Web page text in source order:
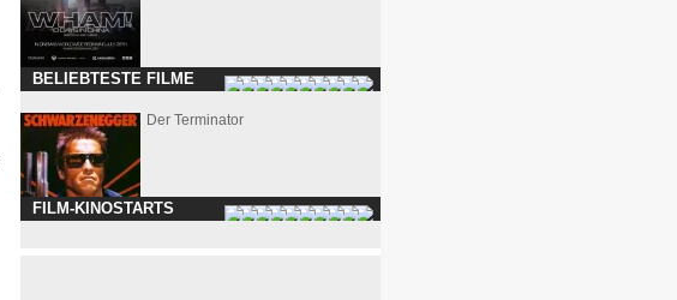
BELIEBTESTE FILME
Der Terminator
FILM-KINOSTARTS